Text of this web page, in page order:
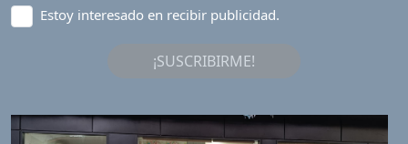
Estoy interesado en recibir publicidad.
¡SUSCRIBIRME!